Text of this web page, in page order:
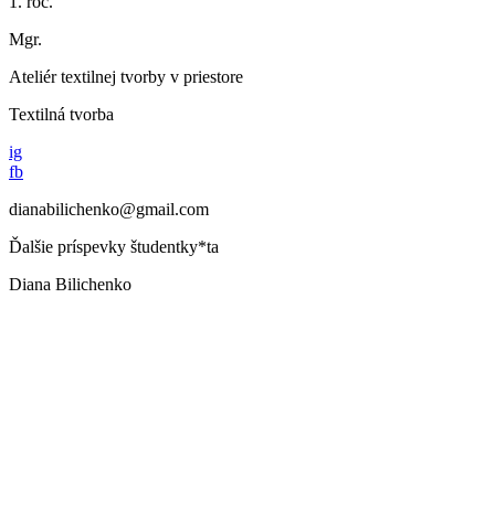
Mgr.
Ateliér textilnej tvorby v priestore
Textilná tvorba
ig
fb
dianabilichenko@gmail.com
Ďalšie príspevky študentky*ta
Diana Bilichenko